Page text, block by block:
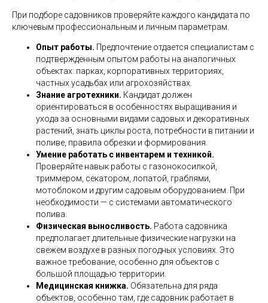
При подборе садовников проверяйте каждого кандидата по
ключевым профессиональным и личным параметрам.
Опыт работы. Предпочтение отдается специалистам с
подтвержденным опытом работы на аналогичных
объектах: парках, корпоративных территориях,
частных усадьбах или агрохозяйствах.
Знание агротехники. Кандидат должен
ориентироваться в особенностях выращивания и
ухода за основными видами садовых и декоративных
растений, знать циклы роста, потребности в питании и
поливе, правила обрезки и формирования.
Умение работать с инвентарем и техникой.
Проверяйте навык работы с газонокосилкой,
триммером, секатором, лопатой, граблями,
мотоблоком и другим садовым оборудованием. При
необходимости — с системами автоматического
полива.
Физическая выносливость. Работа садовника
предполагает длительные физические нагрузки на
свежем воздухе в разных погодных условиях. Это
важное требование, особенно для объектов с
большой площадью территории.
Медицинская книжка. Обязательна для ряда
объектов, особенно там, где садовник работает в